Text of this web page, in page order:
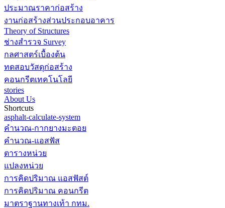
ประมาณราคาก่อสร้าง
งานก่อสร้างส่วนประกอบอาคาร
Theory of Structures
ช่างสำรวจ Survey
กลศาสตร์เบื้องต้น
ทดสอบวัสดุก่อสร้าง
คอนกรีตเทคโนโลยี
stories
About Us
Shortcuts
asphalt-calculate-system
คำนวณ-กากยางมะตอย
คำนวณ-แอสฟัส
ตารางหน่วย
แปลงหน่วย
การคิดปริมาณ แอสฟัสต์
การคิดปริมาณ คอนกรีต
มาตราฐานทางเท้า กทม.